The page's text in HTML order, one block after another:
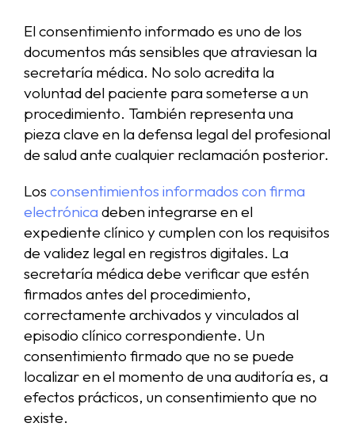
El consentimiento informado es uno de los
documentos más sensibles que atraviesan la
secretaría médica. No solo acredita la
voluntad del paciente para someterse a un
procedimiento. También representa una
pieza clave en la defensa legal del profesional
de salud ante cualquier reclamación posterior.
Los consentimientos informados con firma
electrónica deben integrarse en el
expediente clínico y cumplen con los requisitos
de validez legal en registros digitales. La
secretaría médica debe verificar que estén
firmados antes del procedimiento,
correctamente archivados y vinculados al
episodio clínico correspondiente. Un
consentimiento firmado que no se puede
localizar en el momento de una auditoría es, a
efectos prácticos, un consentimiento que no
existe.